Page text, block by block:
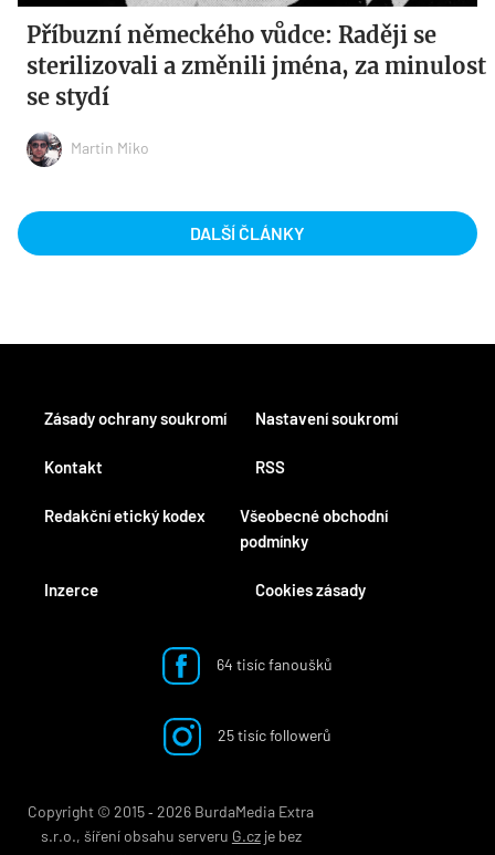
Příbuzní německého vůdce: Raději se
sterilizovali a změnili jména, za minulost
se stydí
Martin Miko
DALŠÍ ČLÁNKY
Kontakt
Redakční etický kodex
Inzerce
RSS
Všeobecné obchodní
podmínky
Cookies zásady
Zásady ochrany soukromí Nastavení soukromí
64 tisíc fanoušků
25 tisíc followerů
Copyright © 2015 ‐ 2026 BurdaMedia Extra
s.r.o., šíření obsahu serveru G.czje bez